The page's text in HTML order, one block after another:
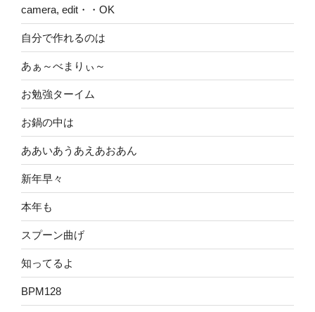
camera, edit・・OK
自分で作れるのは
あぁ～べまりぃ～
お勉強ターイム
お鍋の中は
ああいあうあえあおあん
新年早々
本年も
スプーン曲げ
知ってるよ
BPM128